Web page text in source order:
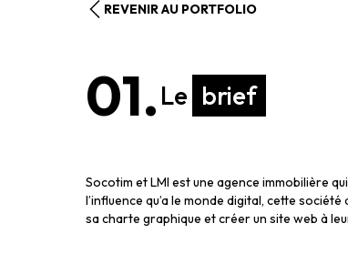
REVENIR AU PORTFOLIO
01. Le brief
Socotim et LMI est une agence immobilière
l’influence qu’a le monde digital, cette
sa charte graphique et créer un site web à